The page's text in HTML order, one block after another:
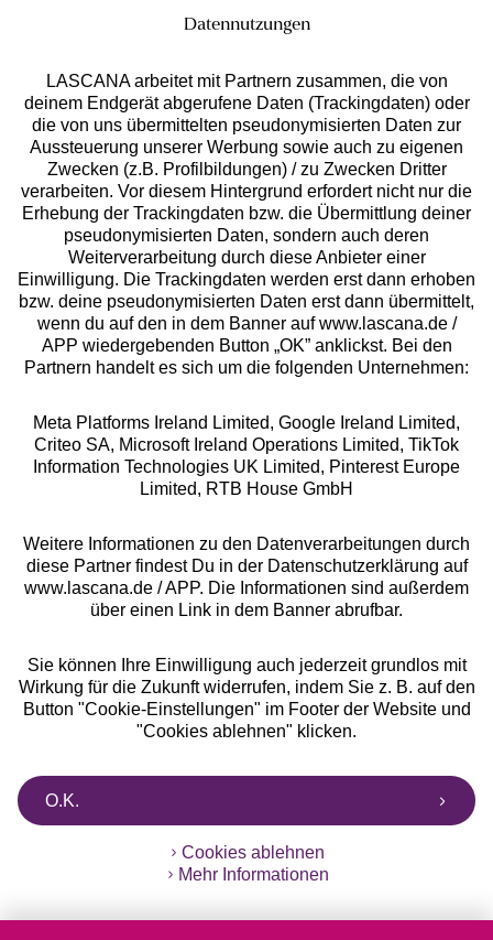
Services
Beratung
Über uns
Rechtliches
Alle Preise inkl. MwSt., zzgl.
Versandkosten
** Bonität vorausgesetzt, berechtigt zur Bonitätsprüfung
Datennutzungen
LASCANA arbeitet mit Partnern zusammen, die von
deinem Endgerät abgerufene Daten (Trackingdaten) oder
die von uns übermittelten pseudonymisierten Daten zur
Aussteuerung unserer Werbung sowie auch zu eigenen
Zwecken (z.B. Profilbildungen) / zu Zwecken Dritter
verarbeiten. Vor diesem Hintergrund erfordert nicht nur die
Erhebung der Trackingdaten bzw. die Übermittlung deiner
pseudonymisierten Daten, sondern auch deren
Weiterverarbeitung durch diese Anbieter einer
Einwilligung. Die Trackingdaten werden erst dann erhoben
bzw. deine pseudonymisierten Daten erst dann übermittelt,
wenn du auf den in dem Banner auf www.lascana.de /
APP wiedergebenden Button „OK” anklickst. Bei den
Partnern handelt es sich um die folgenden Unternehmen:
Meta Platforms Ireland Limited, Google Ireland Limited,
Criteo SA, Microsoft Ireland Operations Limited, TikTok
Information Technologies UK Limited, Pinterest Europe
Limited, RTB House GmbH
Weitere Informationen zu den Datenverarbeitungen durch
diese Partner findest Du in der Datenschutzerklärung auf
www.lascana.de / APP. Die Informationen sind außerdem
über einen Link in dem Banner abrufbar.
Sie können Ihre Einwilligung auch jederzeit grundlos mit
Wirkung für die Zukunft widerrufen, indem Sie z. B. auf den
Button "Cookie-Einstellungen" im Footer der Website und
"Cookies ablehnen" klicken.
O.K.
Cookies ablehnen
Mehr Informationen